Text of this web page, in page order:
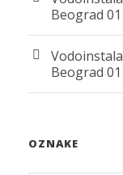
Beograd
Beograd
OZNAKE